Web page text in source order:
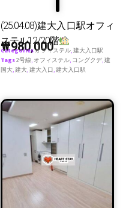
(25.04.08)建大入口駅オフィ
ステル12/20階
₩980,000
Categoriesオフィステル,建大入口駅
Tags2号線, オフィステル, コングクデ,建
国大,建大,建大入口,建大入口駅